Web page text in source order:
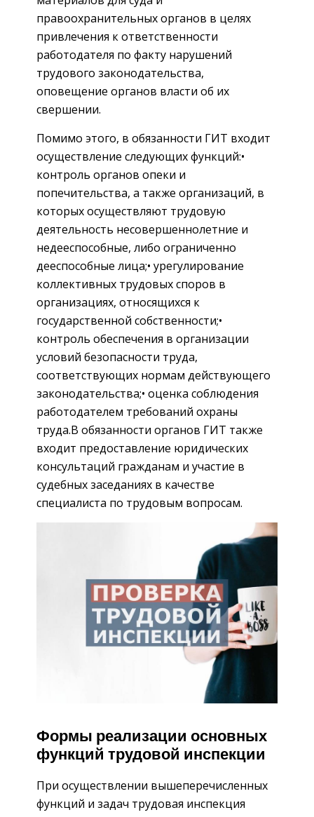
правоохранительных органов в целях
привлечения к ответственности
работодателя по факту нарушений
трудового законодательства,
оповещение органов власти об их
свершении.
Помимо этого, в обязанности ГИТ входит
осуществление следующих функций:•
контроль органов опеки и
попечительства, а также организаций, в
которых осуществляют трудовую
деятельность несовершеннолетние и
недееспособные, либо ограниченно
дееспособные лица;• урегулирование
коллективных трудовых споров в
организациях, относящихся к
государственной собственности;•
контроль обеспечения в организации
условий безопасности труда,
соответствующих нормам действующего
законодательства;• оценка соблюдения
работодателем требований охраны
труда.В обязанности органов ГИТ также
входит предоставление юридических
консультаций гражданам и участие в
судебных заседаниях в качестве
специалиста по трудовым вопросам.
Формы реализации основных
функций трудовой инспекции
При осуществлении вышеперечисленных
функций и задач трудовая инспекция